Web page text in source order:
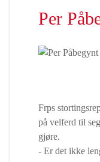
Per
Frps
på velferd til
gjøre.
- Er det ikke